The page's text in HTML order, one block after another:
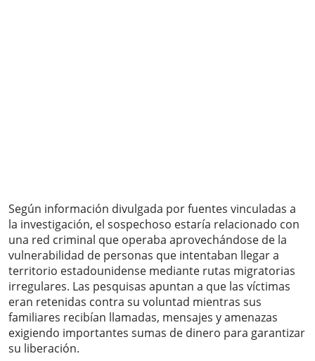
Según información divulgada por fuentes vinculadas a
la investigación, el sospechoso estaría relacionado con
una red criminal que operaba aprovechándose de la
vulnerabilidad de personas que intentaban llegar a
territorio estadounidense mediante rutas migratorias
irregulares. Las pesquisas apuntan a que las víctimas
eran retenidas contra su voluntad mientras sus
familiares recibían llamadas, mensajes y amenazas
exigiendo importantes sumas de dinero para garantizar
su liberación.